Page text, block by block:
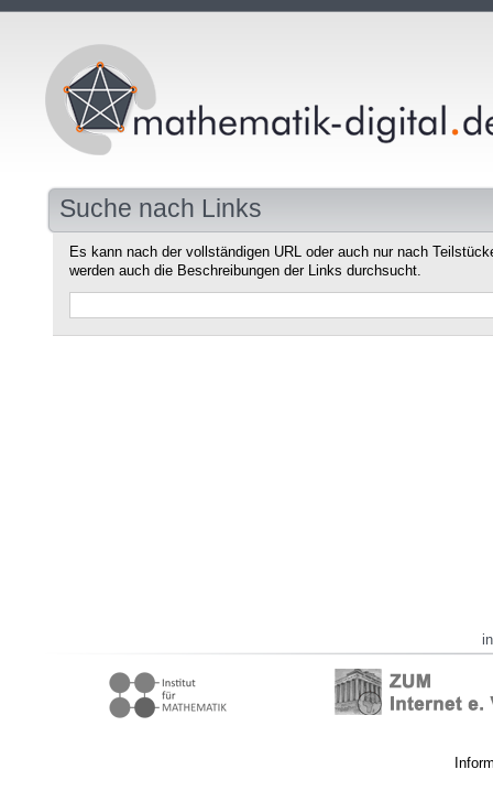
Suche nach Links
Es kann nach der vollständigen URL oder auch nur nach
werden auch die Beschreibungen der Links durchsucht.